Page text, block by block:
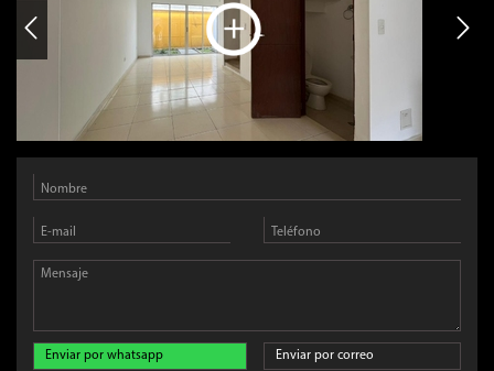
Enviar por whatsapp Enviar por correo